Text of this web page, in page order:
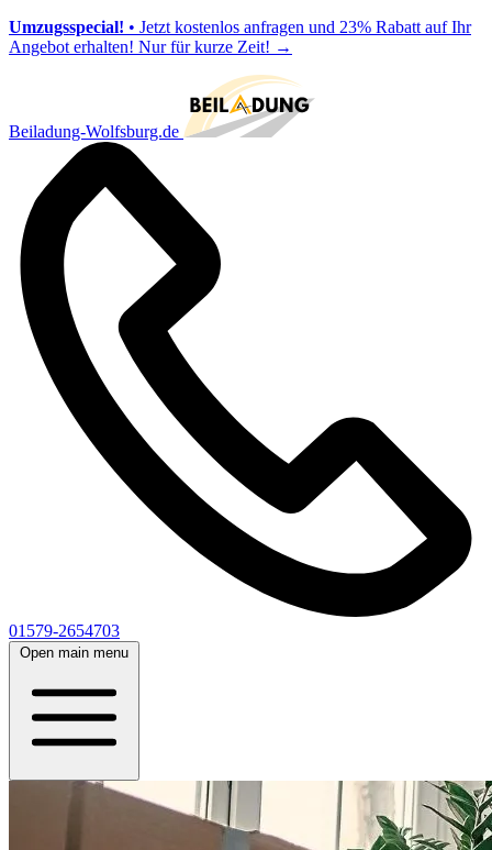
Umzugsspecial! • Jetzt kostenlos anfragen und 23% Rabatt auf Ihr
Angebot erhalten! Nur für kurze Zeit! →
Beiladung-Wolfsburg.de
01579-2654703
Open main menu